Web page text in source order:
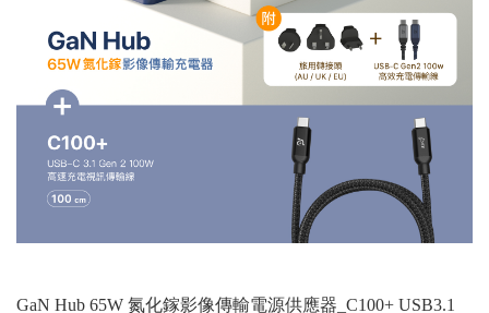
GaN Hub 65W 氮化鎵影像傳輸電源供應器_C100+ USB3.1